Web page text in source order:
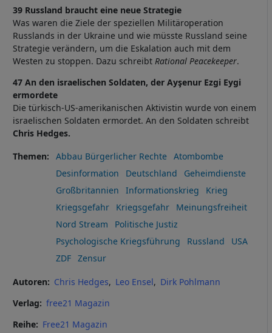
39 Russland braucht eine neue Strategie
Was waren die Ziele der speziellen Militäroperation
Russlands in der Ukraine und wie müsste Russland seine
Strategie verändern, um die Eskalation auch mit dem
Westen zu stoppen. Dazu schreibt Rational Peacekeeper.
47 An den israelischen Soldaten, der Ayşenur Ezgi Eygi
ermordete
Die türkisch-US-amerikanischen Aktivistin wurde von einem
israelischen Soldaten ermordet. An den Soldaten schreibt
Chris Hedges.
Themen Abbau Bürgerlicher Rechte
Atombombe
Desinformation
Deutschland
Geheimdienste
Großbritannien
Informationskrieg
Krieg
Kriegsgefahr
Kriegsgefahr
Meinungsfreiheit
Nord Stream
Politische Justiz
Psychologische Kriegsführung
Russland
USA
ZDF
Zensur
Autoren Chris Hedges Leo Ensel
Dirk Pohlmann
Verlag
free21 Magazin
Reihe
Free21 Magazin